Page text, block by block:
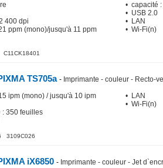
400 dpi
ppm (mono)/jusqu'à 11 ppm
• capacité
• USB 2.0
• LAN
• Wi-Fi(n)
TS705a - Imprimante - couleur - Recto-
ipm (mono) / jusqu'à 10 ipm
: 350 feuilles
• LAN
• Wi-Fi(n)
3109C026
iX6850 - Imprimante - couleur - Jet